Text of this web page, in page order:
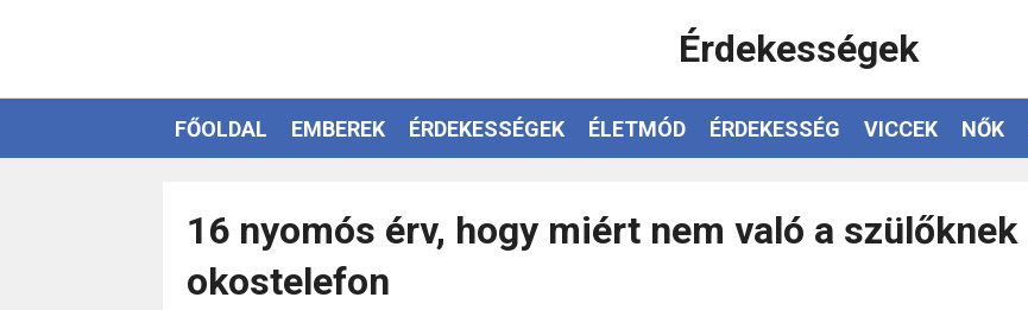
Érdekességek
FŐOLDAL EMBEREK ÉRDEKESSÉGEK ÉLETMÓD ÉRDEKESSÉG VICCEK NŐK
16 nyomós érv, hogy miért nem való a szülőknek
okostelefon